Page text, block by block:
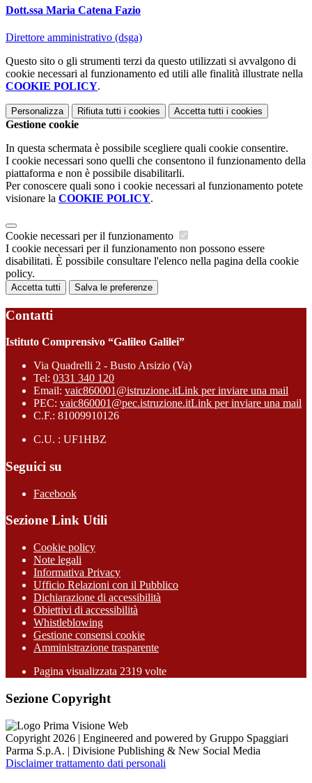
Dott.ssa Maria Catena Fazio
Direttore amministrativo (dsga)
Questo sito o gli strumenti terzi da questo utilizzati si avvalgono di
cookie necessari al funzionamento ed utili alle finalità illustrate nella
COOKIE POLICY.
Personalizza Rifiuta tutti i cookies Accetta tutti i cookies
Gestione cookie
In questa schermata è possibile scegliere quali cookie consentire.
I cookie necessari sono quelli che consentono il funzionamento della
piattaforma e non è possibile disabilitarli.
Per conoscere quali sono i cookie necessari al funzionamento potete
visionare la COOKIE POLICY.
Cookie necessari per il funzionamento
I cookie necessari per il funzionamento non possono essere
disabilitati. È possibile consultare l'elenco nella pagina della cookie
policy.
Accetta tutti Salva le preferenze
Contatti
Istituto Comprensivo “Galileo Galilei”
Via Quadrelli 2 - Busto Arsizio (Va)
Tel: 0331 340 120
Email: vaic860001@istruzione.itLink per inviare una mail
PEC: vaic860001@pec.istruzione.itLink per inviare una mail
C.F.: 81009910126
C.U. : UF1HBZ
Seguici su
Facebook
Sezione Link Utili
Cookie policy
Note legali
Informativa Privacy
Ufficio Relazioni con il Pubblico
Dichiarazione di accessibilità
Obiettivi di accessibilità
Whistleblowing
Gestione consensi cookie
Amministrazione trasparente
Pagina visualizzata 2319 volte
Sezione Copyright
Copyright 2026 | Engineered and powered by Gruppo Spaggiari
Parma S.p.A. | Divisione Publishing & New Social Media
Disclaimer trattamento dati personali